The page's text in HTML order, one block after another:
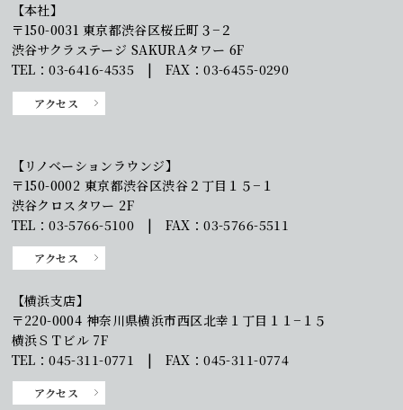
【本社】
〒150-0031 東京都渋谷区桜丘町３−２
渋谷サクラステージ SAKURAタワー 6F
TEL：03-6416-4535 | FAX：03-6455-0290
アクセス
【リノベーションラウンジ】
〒150-0002 東京都渋谷区渋谷２丁目１５−１
渋谷クロスタワー 2F
TEL：03-5766-5100 | FAX：03-5766-5511
アクセス
【横浜支店】
〒220-0004 神奈川県横浜市西区北幸１丁目１１−１５
横浜ＳＴビル 7F
TEL：045-311-0771 | FAX：045-311-0774
アクセス